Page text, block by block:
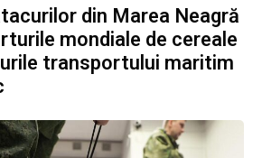
din Marea Neagră
mondiale de cereale
transportului maritim